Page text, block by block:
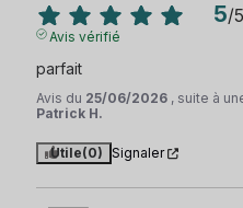
5/5
Avis vérifié
parfait
Avis du 25/06/2026 , suite à
Patrick H.
Utile(0) Signaler